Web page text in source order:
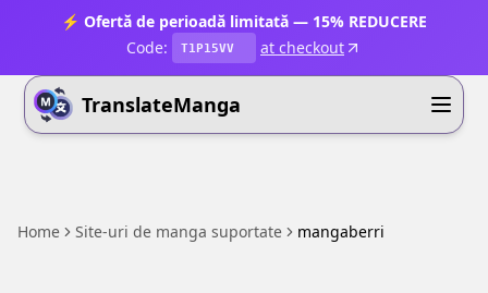
⚡ Ofertă de perioadă limitată — 15% REDUCERE
Code:
T1P15VV at checkout
TranslateManga
Home Site-uri de manga suportate mangaberri